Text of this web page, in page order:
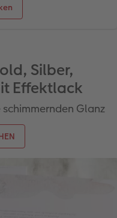
Silber,
Effektlack
Glanz